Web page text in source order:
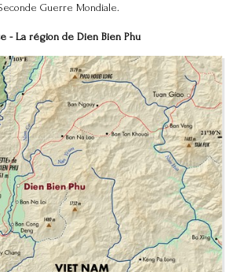
Guerre Mondiale.
- La région de Dien Bien Phu